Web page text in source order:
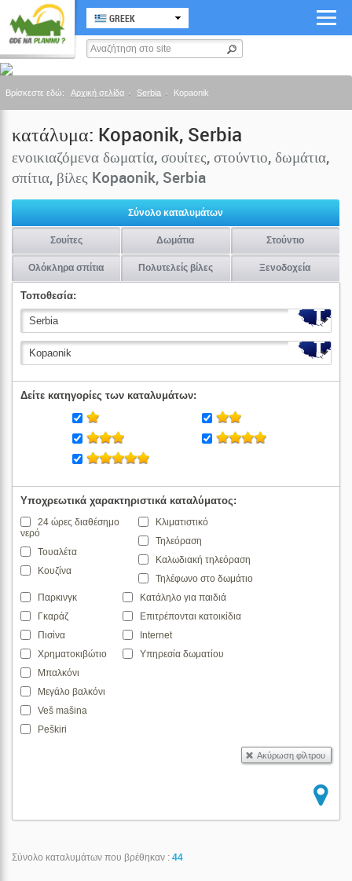
GREEK
Βρίσκεστε εδώ: Αρχική σελίδα Serbia Kopaonik
κατάλυμα: Kopaonik, Serbia
ενοικιαζόμενα δωματία, σουίτες, στούντιο, δωμάτια,
σπίτια, βίλες Kopaonik, Serbia
Σύνολο καταλυμάτων
Σουίτες Δωμάτια Στούντιο
Ολόκληρα σπίτια Πολυτελείς βίλες Ξενοδοχεία
Τοποθεσία:
Δείτε κατηγορίες των καταλυμάτων:
Υποχρεωτικά χαρακτηριστικά καταλύματος:
24 ώρες διαθέσημο
νερό
Τουαλέτα
Κουζίνα
Κλιματιστικό
Τηλεόραση
Καλωδιακή τηλεόραση
Τηλέφωνο στο δωμάτιο
Παρκινγκ
Γκαράζ
Πισίνα
Χρηματοκιβώτιο
Κατάληλο για παιδιά
Επιτρέπονται κατοικίδια
Internet
Υπηρεσία δωματίου
Μπαλκόνι
Μεγάλο βαλκόνι
Veš mašina
Peškiri
Σύνολο καταλυμάτων που βρέθηκαν : 44